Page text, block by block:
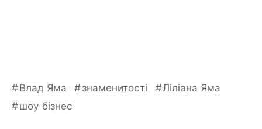
Влад Яма знаменитості
Ліліана Яма
шоу бізнес